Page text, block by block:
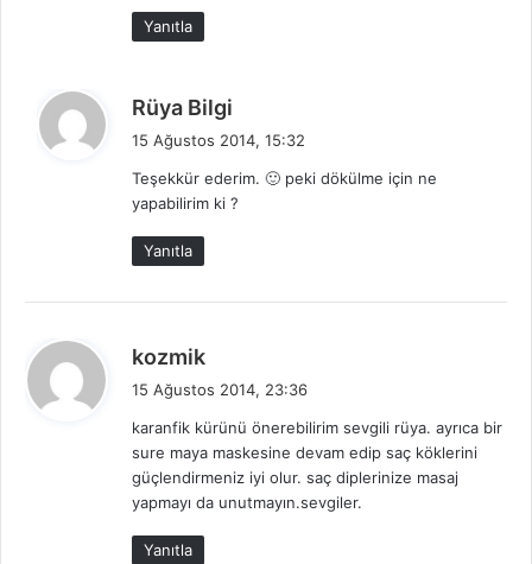
Yanıtla
Rüya Bilgi
i
k
15 Ağustos 2014, 15:32
Teşekkür ederim. 🙂 peki dökülme için ne
yapabilirim ki ?
Yanıtla
kozmik
i
k
i
15 Ağustos 2014, 23:36
karanfik kürünü önerebilirim sevgili rüya. ayrıca bir
sure maya maskesine devam edip saç köklerini
güçlendirmeniz iyi olur. saç diplerinize masaj
yapmayı da unutmayın.sevgiler.
Yanıtla